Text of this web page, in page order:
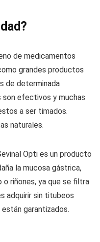
de medicamentos
grandes productos
de determinada
son efectivos y muchas
a ser timados.
naturales.
Opti es un producto
la mucosa gástrica,
riñones, ya que se filtra
adquirir sin titubeos
garantizados.